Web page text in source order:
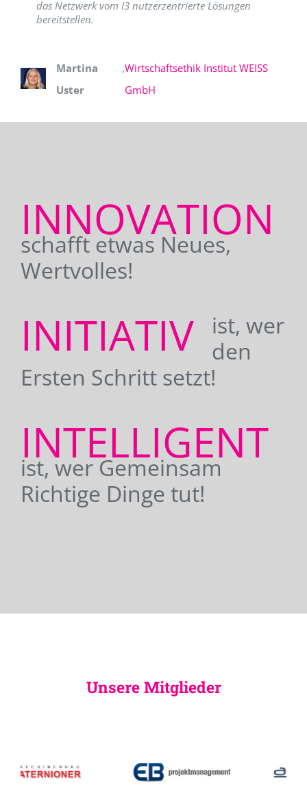
das Netzwerk vom I3 nutzerzentrierte Lösungen
bereitstellen.
Martina
Uster
,Wirtschaftsethik Institut WEISS
GmbH
INNOVATION
schafft etwas Neues,
Wertvolles!
INITIATIV
ist, wer
den
Ersten Schritt setzt!
INTELLIGENT
ist, wer Gemeinsam
Richtige Dinge tut!
Unsere Mitglieder